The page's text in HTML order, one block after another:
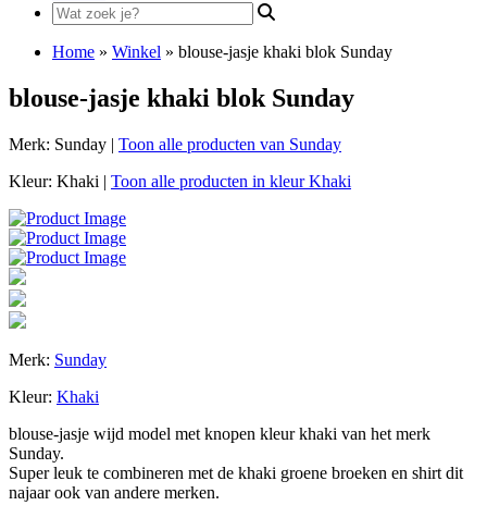
Search
for:
Home » Winkel » blouse-jasje khaki blok Sunday
blouse-jasje khaki blok Sunday
Merk: Sunday | Toon alle producten van Sunday
Kleur: Khaki | Toon alle producten in kleur Khaki
Merk: Sunday
Kleur: Khaki
blouse-jasje wijd model met knopen kleur khaki van het merk
Sunday.
Super leuk te combineren met de khaki groene broeken en shirt dit
najaar ook van andere merken.